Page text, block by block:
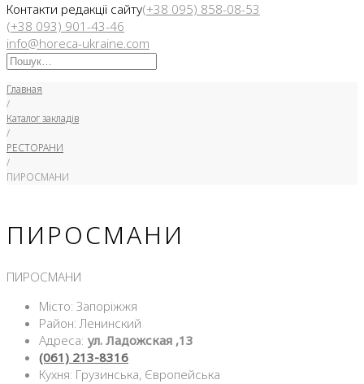
Контакти редакції сайту(+38 095) 858-08-53
(+38 093) 901-43-46
info@horeca-ukraine.com
Искать:
Главная
/
Каталог закладів
/
РЕСТОРАНИ
/
ПИРОСМАНИ
ПИРОСМАНИ
ПИРОСМАНИ
Місто: Запоріжжя
Район: Ленинский
Адреса: ул. Ладожская ,13
(061) 213-8316
Кухня: Грузинська, Європейська